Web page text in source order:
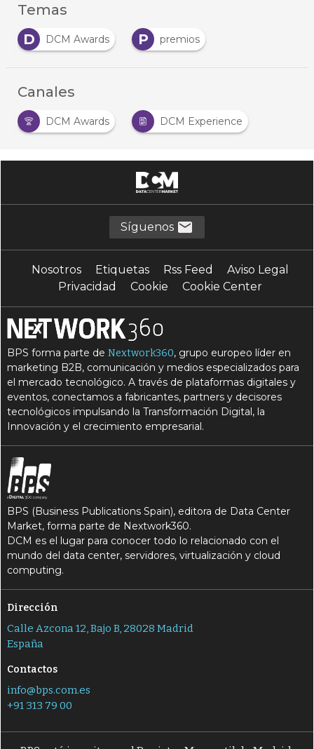
Temas
D
DCM Awards P premios
Canales
DCM Awards DCM Experience
Síguenos
Nosotros Etiquetas Rss Feed
Aviso Legal
Privacidad
Cookie Cookie Center
BPS forma parte deNextwork360, grupo europeo líder en
marketing B2B, comunicación y medios especializados para
el mercado tecnológico. A través de plataformas digitales y
eventos, conectamos a fabricantes, partners y decisores
tecnológicos impulsando la Transformación Digital, la
Innovación y el crecimiento empresarial.
BPS (Business Publications Spain), editora de Data Center
Market, forma parte de Nextwork360.
DCM es el lugar para conocer todo lo relacionado con el
mundo del data center, servidores, virtualización y cloud
computing.
Dirección
Calle Azcona 12, Bajo B, 28028 Madrid
España
Contactos
info@bps.com.es
+91 313 79 00